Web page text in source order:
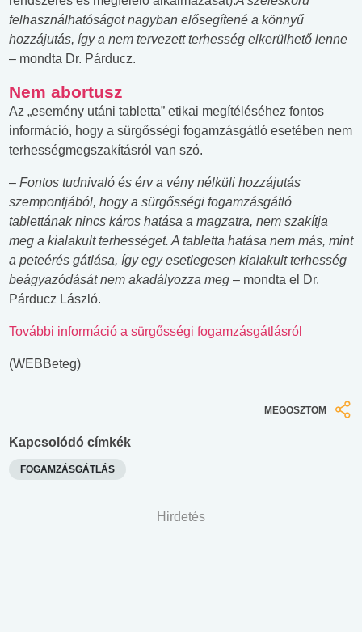
felhasználhatóságot nagyban elősegítené a könnyű
hozzájutás, így a nem tervezett terhesség elkerülhető lenne
– mondta Dr. Párducz.
Nem abortusz
Az „esemény utáni tabletta” etikai megítéléséhez fontos
információ, hogy a sürgősségi fogamzásgátló esetében nem
terhességmegszakításról van szó.
– Fontos tudnivaló és érv a vény nélküli hozzájutás
szempontjából, hogy a sürgősségi fogamzásgátló
tablettának nincs káros hatása a magzatra, nem szakítja
meg a kialakult terhességet. A tabletta hatása nem más, mint
a peteérés gátlása, így egy esetlegesen kialakult terhesség
beágyazódását nem akadályozza meg – mondta el Dr.
Párducz László.
További információ a sürgősségi fogamzásgátlásról
(WEBBeteg)
MEGOSZTOM
Kapcsolódó címkék
FOGAMZÁSGÁTLÁS
Hirdetés